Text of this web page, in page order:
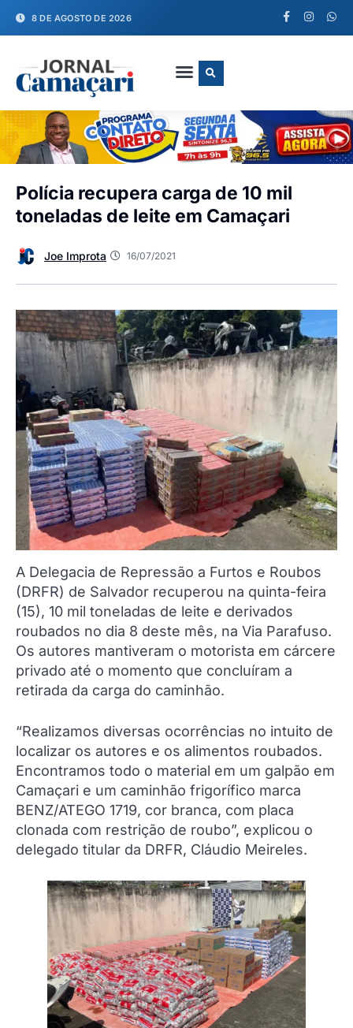
8 DE AGOSTO DE 2026
Polícia recupera carga de 10 mil
toneladas de leite em Camaçari
Joe Improta 16/07/2021
A Delegacia de Repressão a Furtos e Roubos
(DRFR) de Salvador recuperou na quinta-feira
(15), 10 mil toneladas de leite e derivados
roubados no dia 8 deste mês, na Via Parafuso.
Os autores mantiveram o motorista em cárcere
privado até o momento que concluíram a
retirada da carga do caminhão.
“Realizamos diversas ocorrências no intuito de
localizar os autores e os alimentos roubados.
Encontramos todo o material em um galpão em
Camaçari e um caminhão frigorífico marca
BENZ/ATEGO 1719, cor branca, com placa
clonada com restrição de roubo”, explicou o
delegado titular da DRFR, Cláudio Meireles.